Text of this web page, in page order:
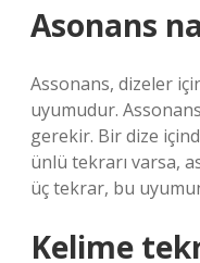
Asonans
Assonans, dizeler
uyumudur.
gerekir. Bir dize
ünlü tekrarı varsa,
üç tekrar, bu
Kelime